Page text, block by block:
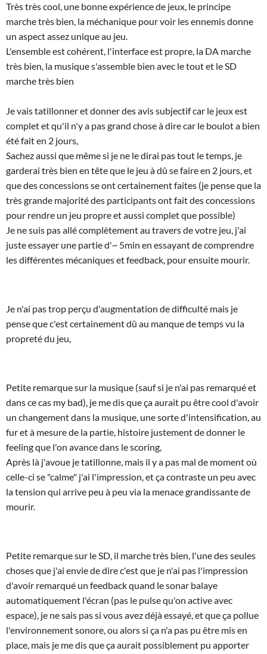
Très très cool, une bonne expérience de jeux, le principe
marche très bien, la méchanique pour voir les ennemis donne
un aspect assez unique au jeu.
L'ensemble est cohérent, l'interface est propre, la DA marche
très bien, la musique s'assemble bien avec le tout et le SD
marche très bien
Je vais tatillonner et donner des avis subjectif car le jeux est
complet et qu'il n'y a pas grand chose à dire car le boulot a bien
été fait en 2 jours,
Sachez aussi que même si je ne le dirai pas tout le temps, je
garderai très bien en tête que le jeu à dû se faire en 2 jours, et
que des concessions se ont certainement faites (je pense que la
très grande majorité des participants ont fait des concessions
pour rendre un jeu propre et aussi complet que possible)
Je ne suis pas allé complètement au travers de votre jeu, j'ai
juste essayer une partie d'~ 5min en essayant de comprendre
les différentes mécaniques et feedback, pour ensuite mourir.
Je n'ai pas trop perçu d'augmentation de difficulté mais je
pense que c'est certainement dû au manque de temps vu la
propreté du jeu,
Petite remarque sur la musique (sauf si je n'ai pas remarqué et
dans ce cas my bad), je me dis que ça aurait pu être cool d'avoir
un changement dans la musique, une sorte d'intensification, au
fur et à mesure de la partie, histoire justement de donner le
feeling que l'on avance dans le scoring,
Après là j'avoue je tatillonne, mais il y a pas mal de moment où
celle-ci se "calme" j'ai l'impression, et ça contraste un peu avec
la tension qui arrive peu à peu via la menace grandissante de
mourir.
Petite remarque sur le SD, il marche très bien, l'une des seules
choses que j'ai envie de dire c'est que je n'ai pas l'impression
d'avoir remarqué un feedback quand le sonar balaye
automatiquement l'écran (pas le pulse qu'on active avec
espace), je ne sais pas si vous avez déjà essayé, et que ça pollue
l'environnement sonore, ou alors si ça n'a pas pu être mis en
place, mais je me dis que ça aurait possiblement pu apporter